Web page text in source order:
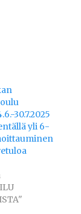
30.7.2025
yli 6-